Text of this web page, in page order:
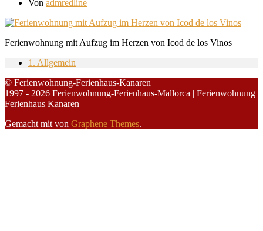
Von admredline
Ferienwohnung mit Aufzug im Herzen von Icod de los Vinos
1. Allgemein
© Ferienwohnung-Ferienhaus-Kanaren
1997 - 2026 Ferienwohnung-Ferienhaus-Mallorca | Ferienwohnung
Ferienhaus Kanaren
Gemacht mit von Graphene Themes.